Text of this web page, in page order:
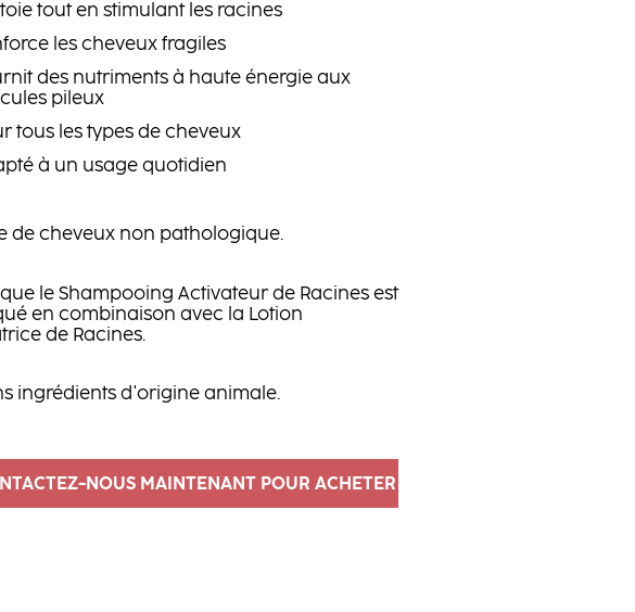
tout en stimulant les racines
les cheveux fragiles
des nutriments à haute énergie aux
pileux
tous les types de cheveux
à un usage quotidien
de cheveux non pathologique.
le Shampooing Activateur de Racines est
en combinaison avec la Lotion
de Racines.
ingrédients d'origine animale.
NOUS MAINTENANT POUR ACHETER